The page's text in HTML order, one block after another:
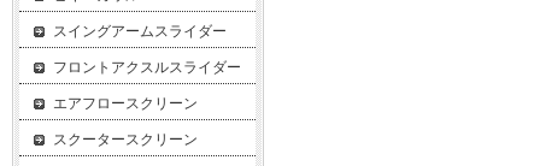
スイングアームスライダー
フロントアクスルスライダー
エアフロースクリーン
スクータースクリーン